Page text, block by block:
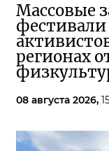
Массовые
регионах
08 августа 2026,